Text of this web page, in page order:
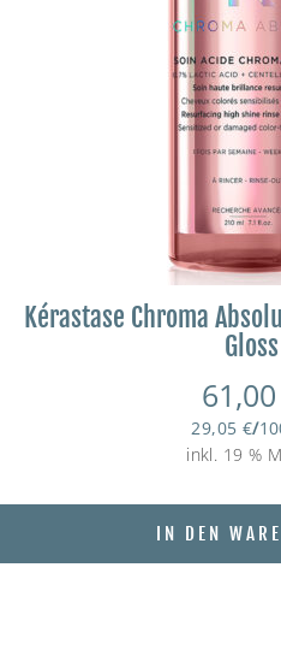
Kérastase Chroma
Gloss
61,00
29,05 €/
inkl. 19 %
IN DEN